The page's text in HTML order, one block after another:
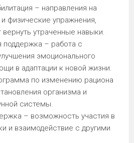
– направления на
физические упражнения,
утраченные навыки.
поддержка – работа с
эмоционального
в адаптации к новой жизни.
по изменению рациона
организма и
системы.
– возможность участия в
и взаимодействие с другими